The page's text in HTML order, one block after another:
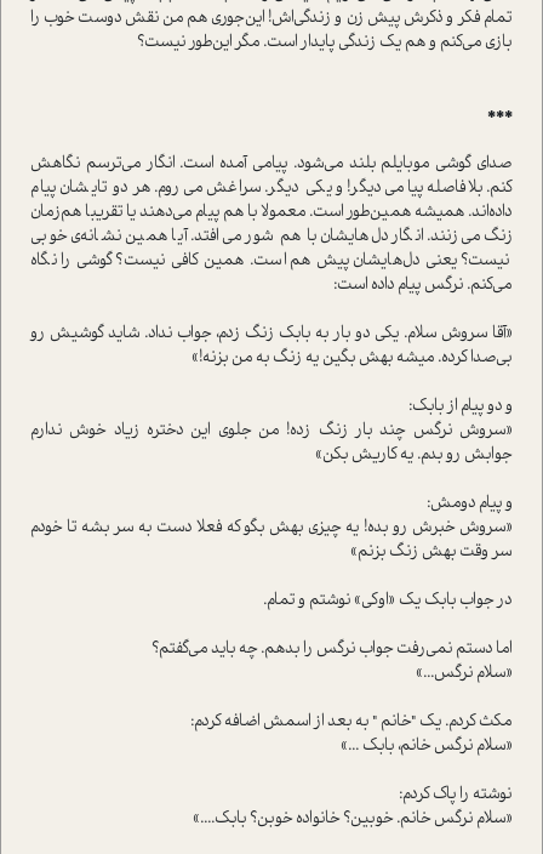
تمام فکر و ذکرش پیش زن و زندگی‌اش! این‌جوری هم من نقش دوست خوب را
بازی می‌کنم و هم یک زندگی پایدار است. مگر این‌طور نیست؟
***
صدای گوشی موبایلم بلند می‌شود. پیامی آمده است. انگار می‌ترسم نگاهش
کنم. بلافاصله پیامی دیگر! و یکی دیگر. سراغش می‌روم. هر دو تایشان پیام
داده‌اند. همیشه همین‌طور است. معمولا با هم پیام می‌دهند یا تقریبا هم‌زمان
زنگ می‌زنند. انگار دل‌هایشان با هم شور می‌افتد. آیا همین نشانه‌ی خوبی
نیست؟ یعنی دل‌هایشان پیش هم است. همین کافی نیست؟ گوشی را نگاه
می‌کنم. نرگس پیام داده است:
«آقا سروش سلام. یکی دو بار به بابک زنگ زدم، جواب نداد. شاید گوشیش رو
بی‌صدا کرده. میشه بهش بگین یه زنگ به من بزنه!»
و دو پیام از بابک:
«سروش نرگس چند بار زنگ زده! من جلوی این دختره زیاد خوش ندارم
جوابش رو بدم. یه کاریش بکن»
و پیام دومش:
«سروش خبرش رو بده! یه چیزی بهش بگو که فعلا دست به سر بشه تا خودم
سر وقت بهش زنگ بزنم»
در جواب بابک یک «اوکی» نوشتم و تمام.
اما دستم نمی‌رفت جواب نرگس را بدهم. چه باید می‌گفتم؟
«سلام نرگس...»
مکث کردم. یک "خانم " به بعد از اسمش اضافه کردم:
«سلام نرگس خانم، بابک ...»
نوشته را پاک کردم:
«سلام نرگس خانم. خوبین؟ خانواده خوبن؟ بابک....»